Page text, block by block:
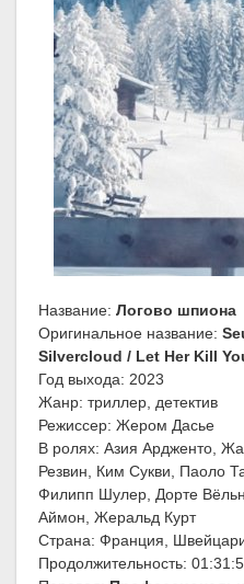
Название: Логово шпиона
Оригинальное название:
Silvercloud / Let Her Kill
Год выхода: 2023
Жанр: триллер, детектив
Режиссер: Жером Дасье
В ролях: Азия Ардженто,
Резвин, Ким Сукви, Паоло
Филипп Шулер, Дорте
Аймон, Жеральд Курт
Страна: Франция,
Продолжительность: